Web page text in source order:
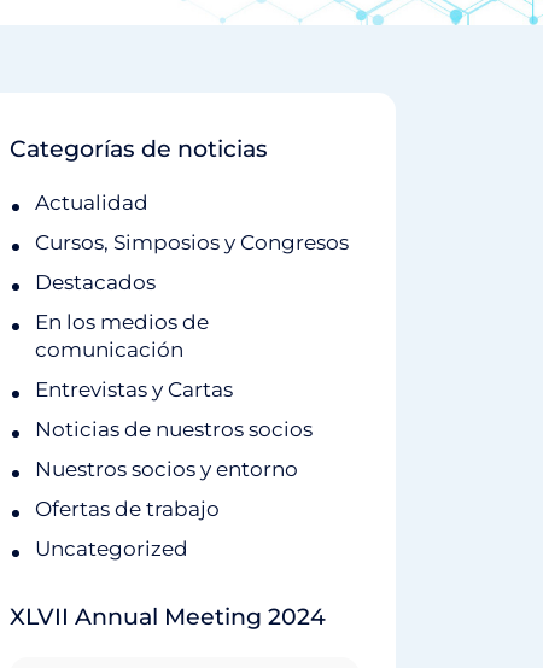
Categorías de noticias
Actualidad
Cursos, Simposios y Congresos
Destacados
En los medios de
comunicación
Entrevistas y Cartas
Noticias de nuestros socios
Nuestros socios y entorno
Ofertas de trabajo
Uncategorized
XLVII Annual Meeting 2024